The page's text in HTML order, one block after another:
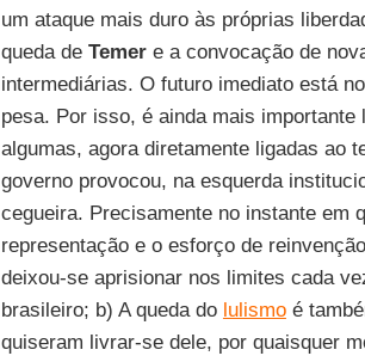
um ataque mais duro às próprias
queda de Temere a convocação de
intermediárias. O futuro imediato está
pesa. Por isso, é ainda mais
algumas, agora diretamente ligadas ao
governo provocou, na esquerda
cegueira. Precisamente no instante em
representação e o esforço de
deixou-se aprisionar nos limites cada
brasileiro; b) A queda do lulismoé
quiseram livrar-se dele, por quaisquer